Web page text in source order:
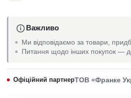
Важливо
Ми відповідаємо за товари,
Питання щодо інших покупок —
Офіційний партнерТОВ «Франке